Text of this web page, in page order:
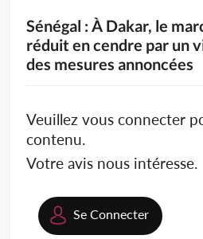
Sénégal : À Dakar, le
réduit en cendre par un
des mesures annoncées
Veuillez vous connecter
contenu.
Votre avis nous intéresse.
Se Connecter